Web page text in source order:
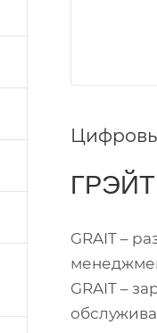
ГРЭЙТ
GRAIT –
GRAIT –